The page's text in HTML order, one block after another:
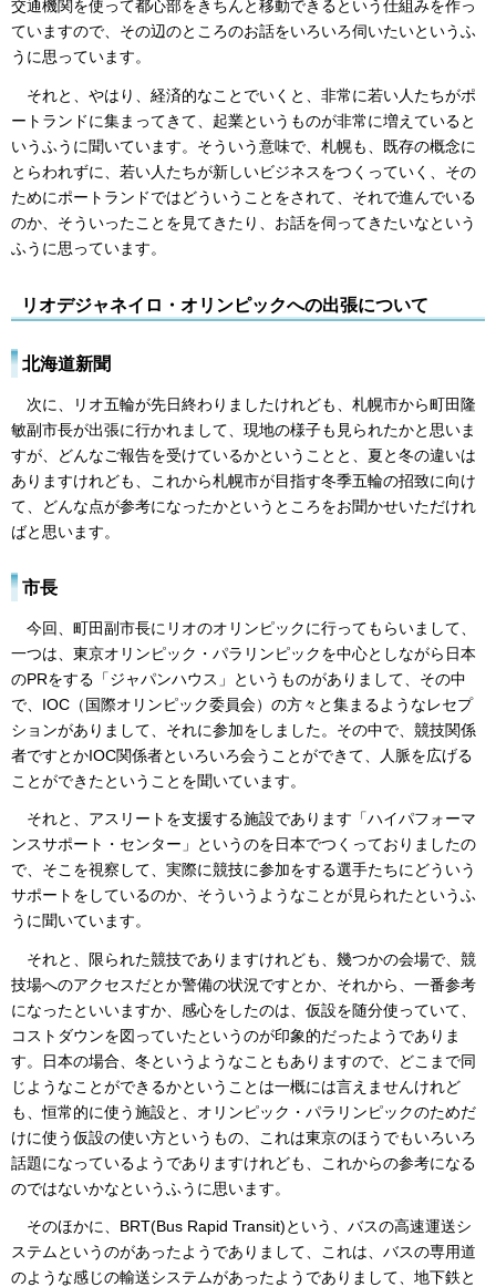
交通機関を使って都心部をきちんと移動できるという仕組みを作っ
ていますので、その辺のところのお話をいろいろ伺いたいというふ
うに思っています。
それと、やはり、経済的なことでいくと、非常に若い人たちがポ
ートランドに集まってきて、起業というものが非常に増えていると
いうふうに聞いています。そういう意味で、札幌も、既存の概念に
とらわれずに、若い人たちが新しいビジネスをつくっていく、その
ためにポートランドではどういうことをされて、それで進んでいる
のか、そういったことを見てきたり、お話を伺ってきたいなという
ふうに思っています。
リオデジャネイロ・オリンピックへの出張について
北海道新聞
次に、リオ五輪が先日終わりましたけれども、札幌市から町田隆
敏副市長が出張に行かれまして、現地の様子も見られたかと思いま
すが、どんなご報告を受けているかということと、夏と冬の違いは
ありますけれども、これから札幌市が目指す冬季五輪の招致に向け
て、どんな点が参考になったかというところをお聞かせいただけれ
ばと思います。
市長
今回、町田副市長にリオのオリンピックに行ってもらいまして、
一つは、東京オリンピック・パラリンピックを中心としながら日本
のPRをする「ジャパンハウス」というものがありまして、その中
で、IOC（国際オリンピック委員会）の方々と集まるようなレセプ
ションがありまして、それに参加をしました。その中で、競技関係
者ですとかIOC関係者といろいろ会うことができて、人脈を広げる
ことができたということを聞いています。
それと、アスリートを支援する施設であります「ハイパフォーマ
ンスサポート・センター」というのを日本でつくっておりましたの
で、そこを視察して、実際に競技に参加をする選手たちにどういう
サポートをしているのか、そういうようなことが見られたというふ
うに聞いています。
それと、限られた競技でありますけれども、幾つかの会場で、競
技場へのアクセスだとか警備の状況ですとか、それから、一番参考
になったといいますか、感心をしたのは、仮設を随分使っていて、
コストダウンを図っていたというのが印象的だったようでありま
す。日本の場合、冬というようなこともありますので、どこまで同
じようなことができるかということは一概には言えませんけれど
も、恒常的に使う施設と、オリンピック・パラリンピックのためだ
けに使う仮設の使い方というもの、これは東京のほうでもいろいろ
話題になっているようでありますけれども、これからの参考になる
のではないかなというふうに思います。
そのほかに、BRT(Bus Rapid Transit)という、バスの高速運送シ
ステムというのがあったようでありまして、これは、バスの専用道
のような感じの輸送システムがあったようでありまして、地下鉄と